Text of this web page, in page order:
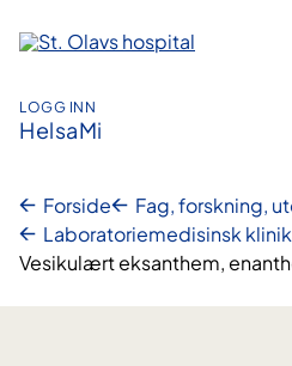
innhold
LOGG INN
HelsaMi
Forside
Fag, forskning,
Laboratoriemedisinsk
Vesikulært eksanthem,